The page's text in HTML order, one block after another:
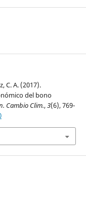
C. A. (2017).
del bono
Cambio Clim.,3(6), 769-